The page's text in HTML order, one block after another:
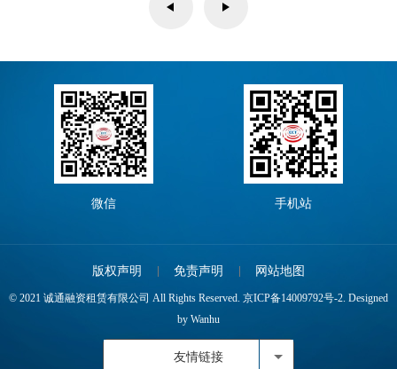
微信 手机站
版权声明 免责声明 网站地图
© 2021 诚通融资租赁有限公司 All Rights Reserved. 京ICP备14009792号-2. Designed
by Wanhu
友情链接